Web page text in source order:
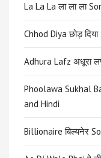
La La La ला ला ला
Chhod Diya छोड़
Adhura Lafz अधूरा
Phoolawa Sukhal
and Hindi
Billionaire बिल्यनेर